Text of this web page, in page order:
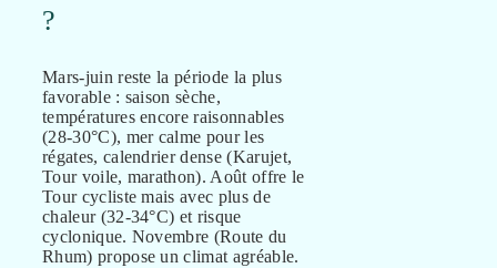
?
Mars-juin reste la période la plus
favorable : saison sèche,
températures encore raisonnables
(28-30°C), mer calme pour les
régates, calendrier dense (Karujet,
Tour voile, marathon). Août offre le
Tour cycliste mais avec plus de
chaleur (32-34°C) et risque
cyclonique. Novembre (Route du
Rhum) propose un climat agréable.